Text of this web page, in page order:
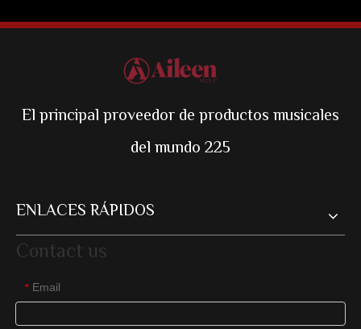
El principal proveedor de productos musicales
del mundo 225
ENLACES RÁPIDOS
Contact us
* Email